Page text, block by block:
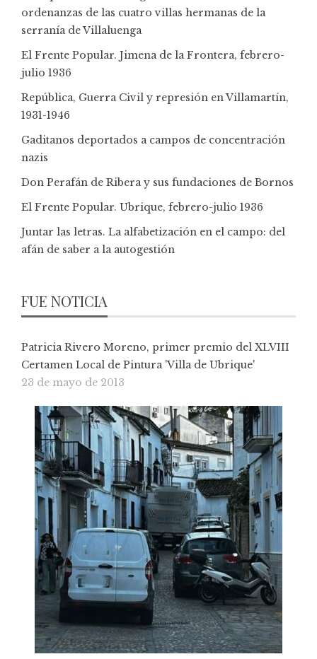
ordenanzas de las cuatro villas hermanas de la
serranía de Villaluenga
El Frente Popular. Jimena de la Frontera, febrero-
julio 1936
República, Guerra Civil y represión en Villamartín,
1931-1946
Gaditanos deportados a campos de concentración
nazis
Don Perafán de Ribera y sus fundaciones de Bornos
El Frente Popular. Ubrique, febrero-julio 1936
Juntar las letras. La alfabetización en el campo: del
afán de saber a la autogestión
FUE NOTICIA
Patricia Rivero Moreno, primer premio del XLVIII
Certamen Local de Pintura 'Villa de Ubrique'
23 de mayo de 2013